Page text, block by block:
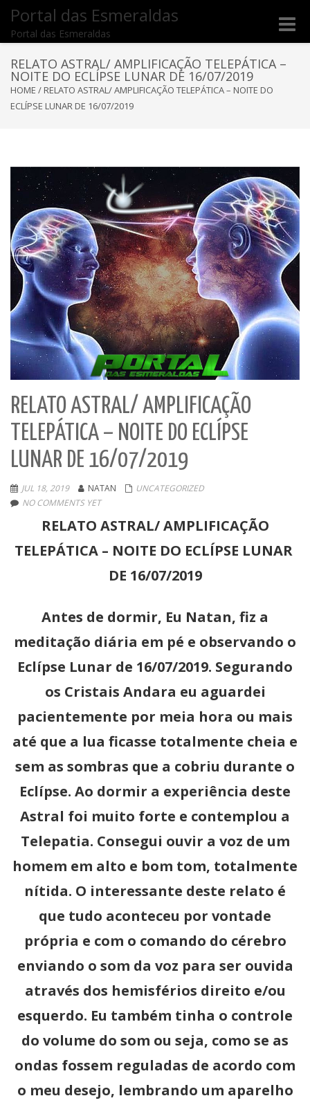
Portal das Esmeraldas
Portal das Esmeraldas
Toggle
RELATO ASTRAL/ AMPLIFICAÇÃO TELEPÁTICA –
NOITE DO ECLÍPSE LUNAR DE 16/07/2019
HOME / RELATO ASTRAL/ AMPLIFICAÇÃO TELEPÁTICA – NOITE DO
ECLÍPSE LUNAR DE 16/07/2019
RELATO ASTRAL/ AMPLIFICAÇÃO
TELEPÁTICA – NOITE DO ECLÍPSE
LUNAR DE 16/07/2019
JUL 18, 2019 NATAN
UNCATEGORIZED
NO COMMENTS YET
RELATO ASTRAL/ AMPLIFICAÇÃO
TELEPÁTICA – NOITE DO ECLÍPSE LUNAR
DE 16/07/2019
Antes de dormir, Eu Natan, fiz a
meditação diária em pé e observando o
Eclípse Lunar de 16/07/2019. Segurando
os Cristais Andara eu aguardei
pacientemente por meia hora ou mais
até que a lua ficasse totalmente cheia e
sem as sombras que a cobriu durante o
Eclípse. Ao dormir a experiência deste
Astral foi muito forte e contemplou a
Telepatia. Consegui ouvir a voz de um
homem em alto e bom tom, totalmente
nítida. O interessante deste relato é
que tudo aconteceu por vontade
própria e com o comando do cérebro
enviando o som da voz para ser ouvida
através dos hemisférios direito e/ou
esquerdo. Eu também tinha o controle
do volume do som ou seja, como se as
ondas fossem reguladas de acordo com
o meu desejo, lembrando um aparelho